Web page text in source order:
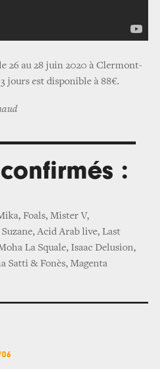
26 au 28 juin 2020 à Clermont-
jours est disponible à 88€.
:
Foals, Mister V,
Acid Arab live, Last
La Squale, Isaac Delusion,
Satti & Fonès, Magenta